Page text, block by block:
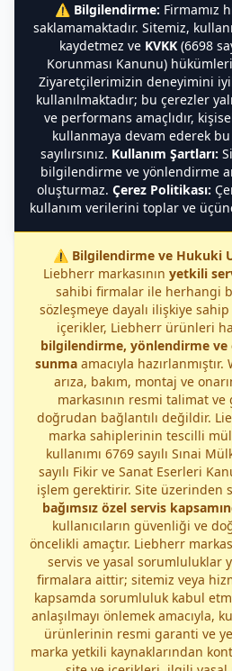
⚠️ Bilgilendirme: Firmamız
saklamamaktadır. Sitemiz,
kaydetmez ve KVKK(6698
Korunması Kanunu)
Ziyaretçilerimizin deneyimini
kullanılmaktadır; bu çerezler
ve performans amaçlıdır,
kullanmaya devam ederek
sayılırsınız. Kullanım Şartları:
bilgilendirme ve yönlendirme
oluşturmaz. Çerez Politikası:
kullanım verilerini toplar ve
⚠️ Bilgilendirme ve Hukuki
Liebherr markasının yetkili
sahibi firmalar ile herhangi
sözleşmeye dayalı ilişkiye
içerikler, Liebherr ürünleri
bilgilendirme, yönlendirme ve
sunmaamacıyla
arıza, bakım, montaj ve
markasının resmi talimat
doğrudan bağlantılı değildir.
marka sahiplerinin tescilli
kullanımı 6769 sayılı Sınai
sayılı Fikir ve Sanat Eserleri
işlem gerektirir. Site üzerinden
bağımsız özel servis
kullanıcıların güvenliği ve
öncelikli amaçtır. Liebherr
servis ve yasal sorumluluklar
firmalara aittir; sitemiz veya
kapsamda sorumluluk kabul
anlaşılmayı önlemek amacıyla,
ürünlerinin resmi garanti ve
marka yetkili kaynaklarından